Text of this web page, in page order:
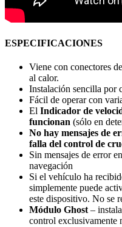
ESPECIFICACIONES
Viene con conectores
al calor.
Instalación sencilla por
Fácil de operar con
El Indicador de
funcionan (sólo en
No hay mensajes de
falla del control de
Sin mensajes de error
navegación
Si el vehículo ha
simplemente puede
este dispositivo. No se
Módulo Ghost –
control exclusivamente